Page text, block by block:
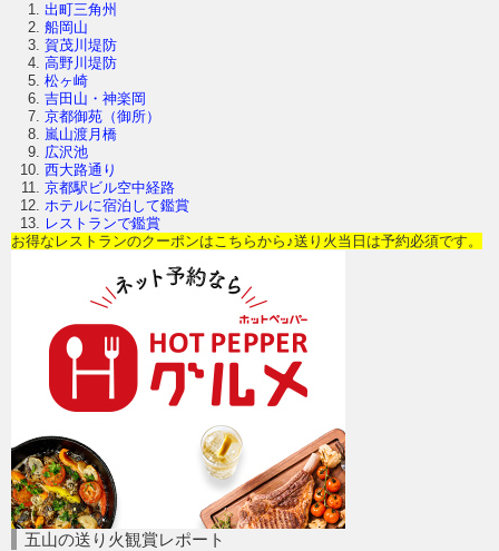
出町三角州
船岡山
賀茂川堤防
高野川堤防
松ヶ崎
吉田山・神楽岡
京都御苑（御所）
嵐山渡月橋
広沢池
西大路通り
京都駅ビル空中経路
ホテルに宿泊して鑑賞
レストランで鑑賞
お得なレストランのクーポンはこちらから♪送り火当日は予約必須です。
五山の送り火観賞レポート